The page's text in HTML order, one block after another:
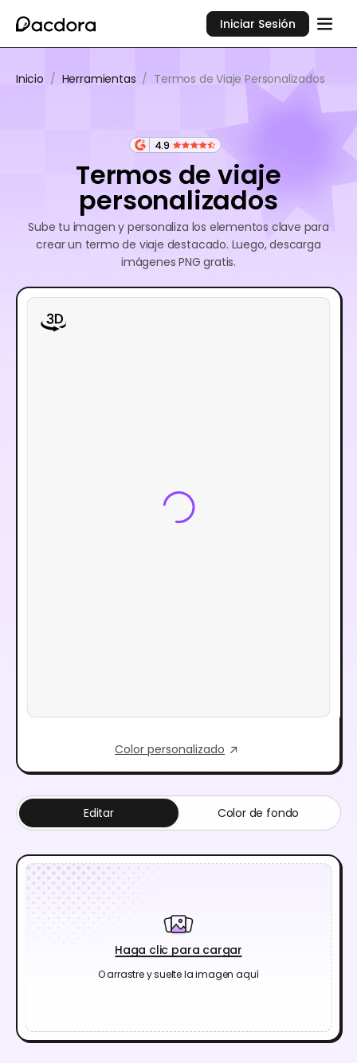
Iniciar Sesión
Inicio / Herramientas / Termos de Viaje Personalizados
4.9
Termos de viaje
personalizados
Sube tu imagen y personaliza los elementos clave para
crear un termo de viaje destacado. Luego, descarga
imágenes PNG gratis.
Color personalizado
Haga clic para cargar
O arrastre y suelte la imagen aquí
Editar Color de fondo